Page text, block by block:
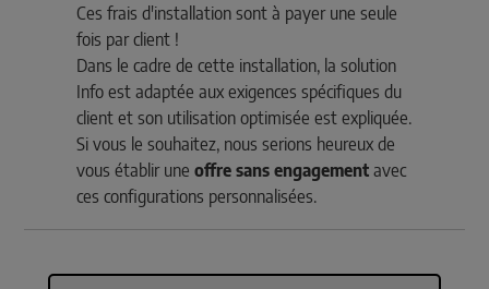
Ces frais d'installation sont à payer une seule
fois par client !
Dans le cadre de cette installation, la solution
Info est adaptée aux exigences spécifiques du
client et son utilisation optimisée est expliquée.
Si vous le souhaitez, nous serions heureux de
vous établir une offre sans engagementavec
ces configurations personnalisées.